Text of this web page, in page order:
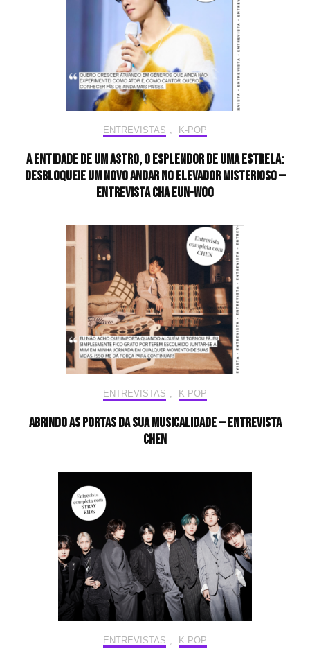
ENTREVISTAS K-POP
A entidade de um astro, o esplendor de uma estrela:
desbloqueie um novo andar no elevador misterioso —
Entrevista CHA EUN-WOO
ENTREVISTAS K-POP
Abrindo as portas da sua musicalidade — Entrevista
CHEN
ENTREVISTAS K-POP